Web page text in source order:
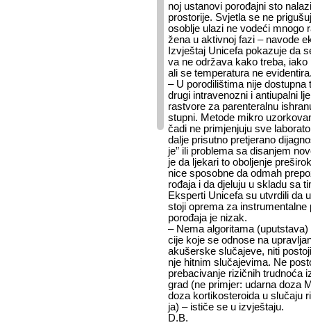
noj usta­no­vi po­ro­đaj­ni sto
pro­sto­ri­je. Svje­tla se ne
oso­blje ula­zi ne vo­de­ći mno­go
že­na u ak­tiv­noj fa­zi – na­vo­de
Iz­vje­štaj Uni­ce­fa po­ka­zu­je da
va ne odr­ža­va ka­ko tre­ba,
ali se tem­pe­ra­tu­ra ne
– U po­ro­di­li­šti­ma ni­je do­stup­na
dru­gi in­tra­ve­no­zni i an­ti­u­pal­ni
ras­tvo­re za pa­ren­te­ral­nu
stup­ni. Me­to­de mi­kro
ča­di ne pri­mje­nju­ju sve
da­lje pri­sut­no pre­tje­ra­no
je” ili pro­ble­ma sa di­sa­njem
je da lje­ka­ri to obo­lje­nje
ni­ce spo­sob­ne da od­mah
ro­đa­ja i da dje­lu­ju u skla­du sa
Eks­per­ti Uni­ce­fa su utvr­di­li da
sto­ji opre­ma za
po­ro­đa­ja je ni­zak.
– Ne­ma al­go­ri­ta­ma
ci­je ko­je se od­no­se na
aku­šer­ske slu­ča­je­ve, ni­ti
nje hit­nim slu­ča­je­vi­ma. Ne
pre­ba­ci­va­nje ri­zič­nih trud­no­ća
grad (ne pri­mjer: udar­na do­za
do­za kor­ti­ko­ste­ro­i­da u slu­ča­ju
ja) – is­ti­če se u iz­vje­šta­ju.
D.B.